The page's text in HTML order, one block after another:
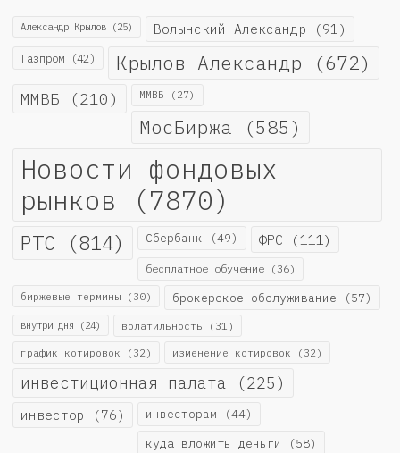
Александр Крылов (25) Волынский Александр (91)
Газпром (42) Крылов Александр (672)
ММВБ (210) ММВБ (27)
МосБиржа (585)
Новости фондовых
рынков (7870)
РТС (814) Сбербанк (49) ФРС (111)
бесплатное обучение (36)
биржевые термины (30) брокерское обслуживание (57)
внутри дня (24) волатильность (31)
график котировок (32) изменение котировок (32)
инвестиционная палата (225)
инвестор (76) инвесторам (44)
куда вложить деньги (58)